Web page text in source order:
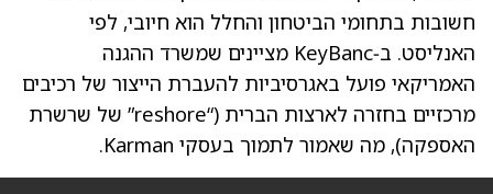
חשובות בתחומי הביטחון והחלל הוא חיובי, לפי
האנליסט. ב‑KeyBanc מציינים שמשרד ההגנה
האמריקאי פועל באגרסיביות להעברת הייצור של רכיבים
מרכזיים בחזרה לארצות הברית (“reshore” של שרשרת
האספקה), מה שאמור לתמוך בעסקי Karman.